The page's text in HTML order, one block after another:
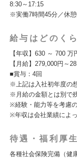
8:30～17:15
※実働7時間45分／休憩
給与はどのく
【年収】630 ～ 700 万
【月給】279,000円～
■賞与：4回
※上記は入社初年度の
※月給の金額とは別で
※経験・能力等を考慮
※年収は会社業績によ
待遇・福利厚
各種社会保険完備（健